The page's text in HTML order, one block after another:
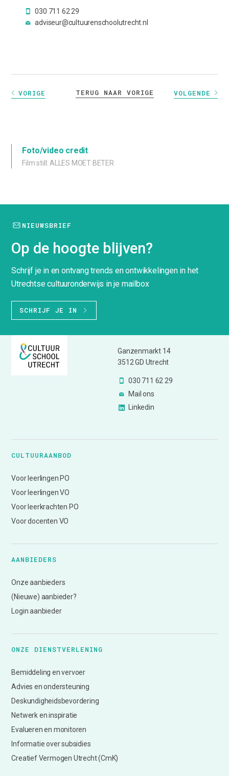
030 711 62 29
adviseur@cultuurenschoolutrecht.nl
VORIGE TERUG NAAR VORIGE VOLGENDE
Foto/video credit
Film still: ALLES MOET BETER
NIEUWSBRIEF
Op de hoogte blijven?
Schrijf je in en ontvang trends en ontwikkelingen in het
Utrechtse cultuuronderwijs in je mailbox
SCHRIJF JE IN
Ganzenmarkt 14
3512 GD Utrecht
030 711 62 29
Mail ons
Linkedin
CULTUURAANBOD
Voor leerlingen PO
Voor leerlingen VO
Voor leerkrachten PO
Voor docenten VO
AANBIEDERS
Onze aanbieders
(Nieuwe) aanbieder?
Login aanbieder
ONZE DIENSTVERLENING
Bemiddeling en vervoer
Advies en ondersteuning
Deskundigheidsbevordering
Netwerk en inspiratie
Evalueren en monitoren
Informatie over subsidies
Creatief Vermogen Utrecht (CmK)